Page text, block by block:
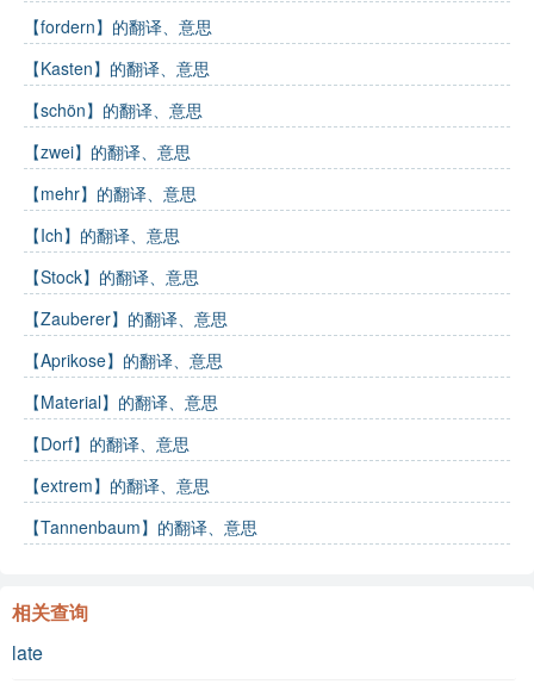
【fordern】的翻译、意思
【Kasten】的翻译、意思
【schön】的翻译、意思
【zwei】的翻译、意思
【mehr】的翻译、意思
【Ich】的翻译、意思
【Stock】的翻译、意思
【Zauberer】的翻译、意思
【Aprikose】的翻译、意思
【Material】的翻译、意思
【Dorf】的翻译、意思
【extrem】的翻译、意思
【Tannenbaum】的翻译、意思
相关查询
late